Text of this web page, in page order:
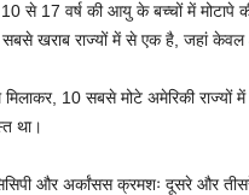
से 17 वर्ष की आयु के बच्चों में मोटापे
खराब राज्यों में से एक है, जहां केवल
10 सबसे मोटे अमेरिकी राज्यों
था।
और अर्कांसस क्रमशः दूसरे और